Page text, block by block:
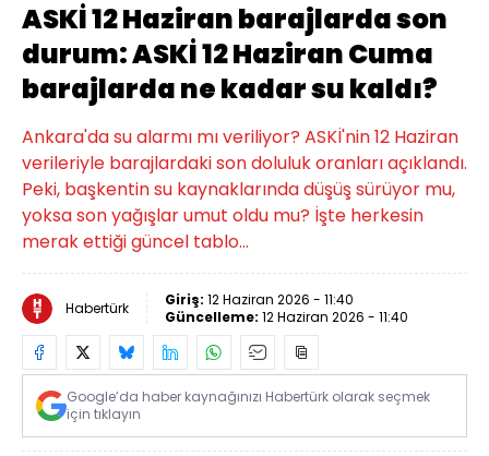
ASKİ 12 Haziran barajlarda son
durum: ASKİ 12 Haziran Cuma
barajlarda ne kadar su kaldı?
Ankara'da su alarmı mı veriliyor? ASKİ'nin 12 Haziran
verileriyle barajlardaki son doluluk oranları açıklandı.
Peki, başkentin su kaynaklarında düşüş sürüyor mu,
yoksa son yağışlar umut oldu mu? İşte herkesin
merak ettiği güncel tablo…
Habertürk Giriş: 12 Haziran 2026 - 11:40
Güncelleme: 12 Haziran 2026 - 11:40
Google’da haber kaynağınızı Habertürk olarak seçmek
için tıklayın